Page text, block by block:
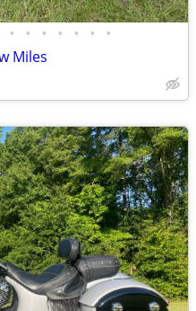
• • • • • • •
Miles